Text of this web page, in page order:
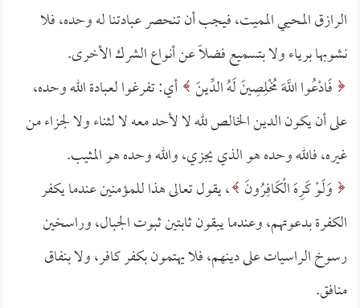
الرازق المحيي المميت، فيجب أن تنحصر عبادتنا له وحده، فلا
نشوبها برياء ولا بتسميع فضلاً عن أنواع الشرك الأخرى.
فَادْعُوا اللَّهَ مُخْلِصِينَ لَهُ الدِّينَ أي: تفرغوا لعبادة الله وحده،
على أن يكون الدين الخالص لله لا لأحد معه لا لثناء ولا لجزاء من
غيره، فالله وحده هو الذي يجزي، والله وحده هو المثيب.
وَلَوْ كَرِهَ الْكَافِرُونَ ، يقول تعالى هذا للمؤمنين عندما يكفر
الكفرة بدعوتهم، وعندما يبقون ثابتين ثبوت الجبال، وراسخين
رسوخ الراسيات على دينهم، فلا يهتمون بكفر كافر، ولا بنفاق
منافق.